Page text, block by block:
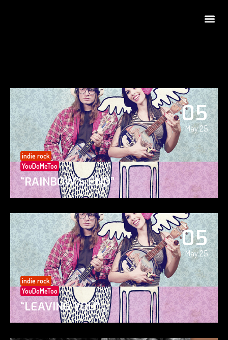
05
May 25
indie rock
YouDoMeToo
“RAINBOW’S END”
05
May 25
indie rock
YouDoMeToo
“LEAVING YOU”